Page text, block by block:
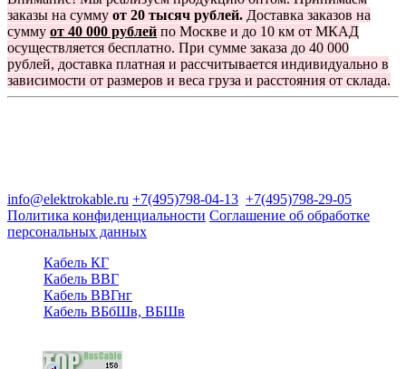
заказы на сумму от 20 тысяч рублей. Доставка заказов на
сумму от 40 000 рублей по Москве и до 10 км от МКАД
осуществляется бесплатно. При сумме заказа до 40 000
рублей, доставка платная и рассчитывается индивидуально в
зависимости от размеров и веса груза и расстояния от склада.
info@elektrokable.ru +7(495)798-04-13 +7(495)798-29-05
Политика конфиденциальности Соглашение об обработке
персональных данных
Кабель КГ
Кабель ВВГ
Кабель ВВГнг
Кабель ВБбШв, ВБШв